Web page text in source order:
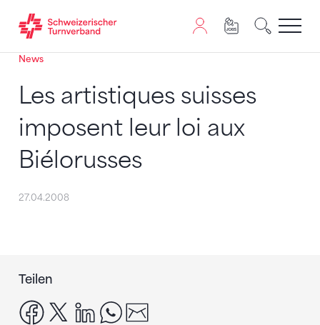
Zum Inhalt springen
Zur Sitemap navigieren
Zum Navigieren dieser Seite wird JavaScript benötigt.
News
Les artistiques suisses
imposent leur loi aux
Biélorusses
27.04.2008
Teilen
facebook
x linkedinwhatsapp